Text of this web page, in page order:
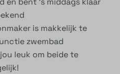
is makkelijk te
zwembad
leuk om beide te